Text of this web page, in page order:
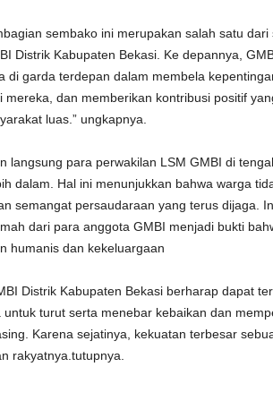
sembako ini merupakan salah satu dari
Distrik Kabupaten Bekasi. Ke depannya,
di garda terdepan dalam membela
dan memberikan kontribusi positif
luas.” ungkapnya.
langsung para perwakilan LSM GMBI di
dalam. Hal ini menunjukkan bahwa warga
semangat persaudaraan yang terus dijaga.
dari para anggota GMBI menjadi bukti
humanis dan kekeluargaan
Distrik Kabupaten Bekasi berharap dapat
turut serta menebar kebaikan dan
Karena sejatinya, kekuatan terbesar
rakyatnya.tutupnya.